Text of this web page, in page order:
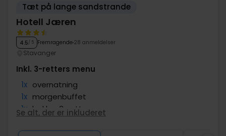
Tæt på lange sandstrande
Hotell Jæren
4.5/ 5 Fremragende 28 anmeldelser
Stavanger
Inkl. 3-retters menu
1x overnatning
1x morgenbuffet
1x lækker 3-retters menu
∞ Fri adgang til fitness
Se alt, der er inkluderet